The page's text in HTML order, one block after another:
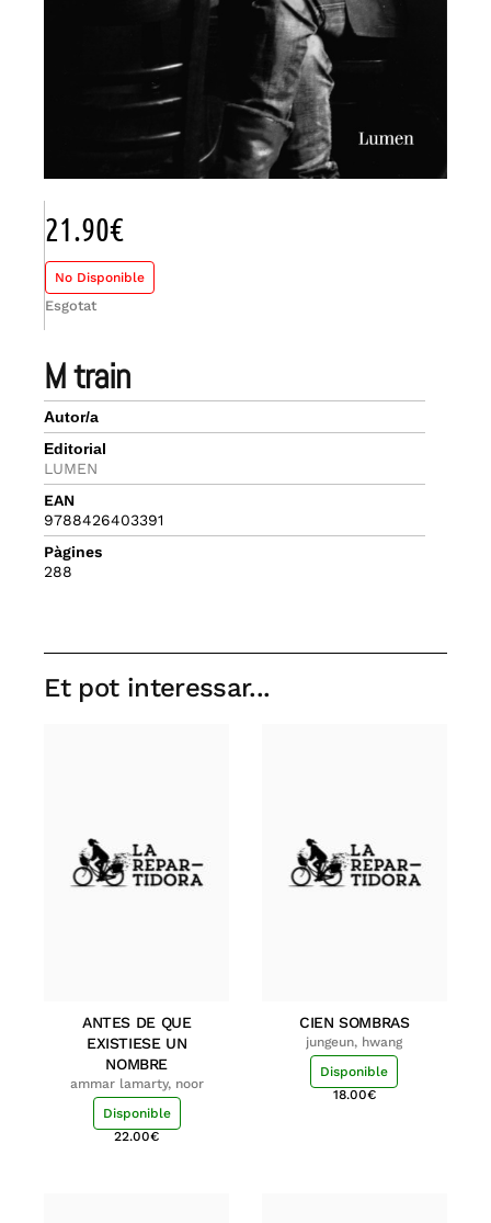
m train
Autor/a
Editorial
LUMEN
EAN
9788426403391
Pàgines
288
21.90€
No Disponible
Esgotat
Et pot interessar...
ANTES DE QUE
EXISTIESE UN
NOMBRE
ammar lamarty, noor
Disponible
22.00€
CIEN SOMBRAS
jungeun, hwang
Disponible
18.00€